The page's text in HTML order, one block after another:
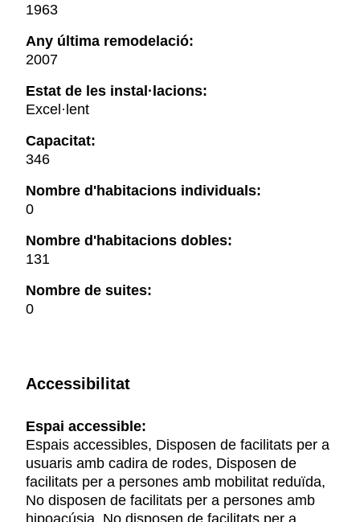
1963
Any última remodelació:
2007
Estat de les instal·lacions:
Excel·lent
Capacitat:
346
Nombre d'habitacions individuals:
0
Nombre d'habitacions dobles:
131
Nombre de suites:
0
Accessibilitat
Espai accessible:
Espais accessibles, Disposen de facilitats per a
usuaris amb cadira de rodes, Disposen de
facilitats per a persones amb mobilitat reduïda,
No disposen de facilitats per a persones amb
hipoacúsia, No disposen de facilitats per a